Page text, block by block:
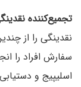
تجمیع‌کننده
نقدینگی را از
سفارش افراد را
اسلیپیج و